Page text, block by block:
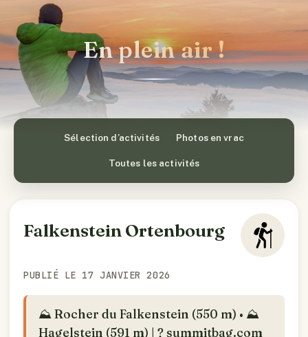
En plein air !
Sélection d’activités Photos en vrac
Toutes les activités
Falkenstein Ortenbourg
PUBLIÉ LE 17 JANVIER 2026
⛰️ Rocher du Falkenstein (550 m) • ⛰️
Hagelstein (591 m) | ? summitbag.com